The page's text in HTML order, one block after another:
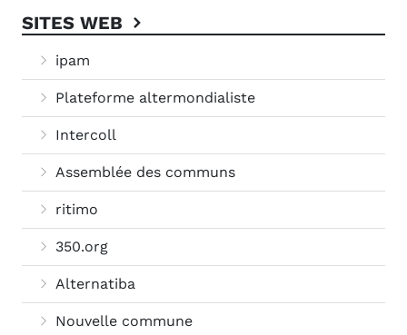
SITES WEB
ipam
Plateforme altermondialiste
Intercoll
Assemblée des communs
ritimo
350.org
Alternatiba
Nouvelle commune